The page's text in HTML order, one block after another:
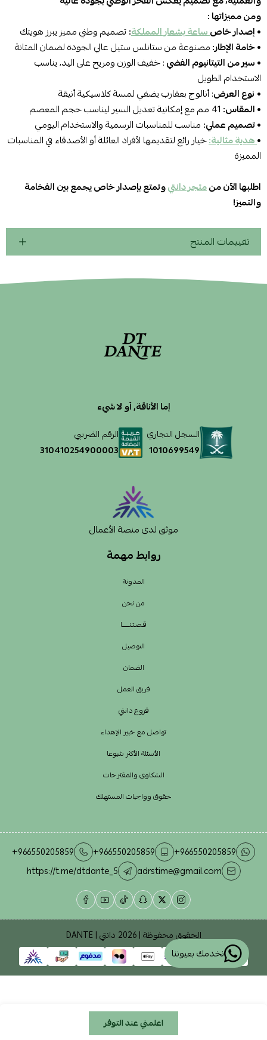
اعلمني عند التوفر
ومن مميزاتها :
• إصدار خاصساعة بشعار المملكة:تصميم وطني مميز يبرز هويتك
• خامة الإطار:مصنوعة من ستانلس ستيل عالي الجودة لضمان المتانة
•سير من التيتانيوم الفضي: خفيف الوزن ومريح على اليد، يناسب
الاستخدام الطويل
• نوع العرض: أنالوج بعقارب يضفي لمسة كلاسيكية أنيقة
•المقاس:
•تصميم عملي: مناسب للمناسبات الرسمية والاستخدام اليومي
•هدية مثالية:خيار رائع لتقديمها لأفراد العائلة أو الأصدقاء في المناسبات
المميزة
اطلبها الآن منمتجر دانتيوتمتع بإصدار خاص يجمع بين الفخامة
والتميز!
تقييمات المنتج
روابط مهمة
المدونة
من نحن
قـصـتـنــــــا
التوصيل
الضمان
فريق العمل
فروع دانتي
تواصل مع خبير الإهداء
الأسئلة الأكثر شيوعا
الشكاوى والمقترحات
حقوق وواجبات المستهلك
إما الأناقة, أو لا شيء
السجل التجاري
1010699549
الرقم الضريبي
310410254900003
موثق لدى منصة الأعمال
+966550205859
+966550205859
+966550205859
adrstime@gmail.com
https://t.me/dtdante_5
الحقوق محفوظة | 2026 دانتي | DANTE
نخدمك بعيوننا